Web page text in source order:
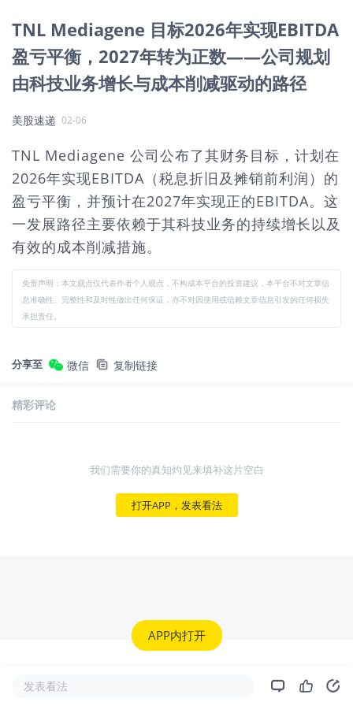
TNL Mediagene 目标2026年实现EBITDA
盈亏平衡，2027年转为正数——公司规划
由科技业务增长与成本削减驱动的路径
美股速递 02-06
TNL Mediagene 公司公布了其财务目标，计划在
2026年实现EBITDA（税息折旧及摊销前利润）的
盈亏平衡，并预计在2027年实现正的EBITDA。这
一发展路径主要依赖于其科技业务的持续增长以及
有效的成本削减措施。
免责声明：本文观点仅代表作者个人观点，不构成本平台的投资建议，本平台不对文章信
息准确性、完整性和及时性做出任何保证，亦不对因使用或信赖文章信息引发的任何损失
承担责任。
分享至 微信 复制链接
精彩评论
我们需要你的真知灼见来填补这片空白
打开APP，发表看法
APP内打开
发表看法